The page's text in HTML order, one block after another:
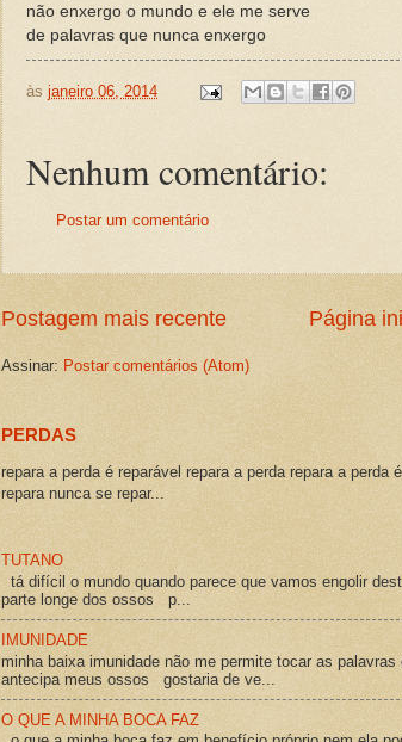
não enxergo o mundo e ele me serve
de palavras que nunca enxergo
às janeiro 06, 2014
Nenhum comentário:
Postar um comentário
Postagem mais recente Página
Assinar: Postar comentários (Atom)
PERDAS
repara a perda é reparável repara a perda repara a perda
repara nunca se repar...
TUTANO
tá difícil o mundo quando parece que vamos engolir
parte longe dos ossos p...
IMUNIDADE
minha baixa imunidade não me permite tocar as
antecipa meus ossos gostaria de ve...
O QUE A MINHA BOCA FAZ